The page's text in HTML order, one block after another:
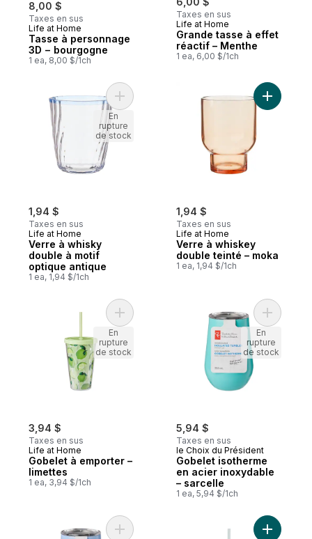
8,00 $
Taxes en sus
Nouveau
Life at Home
Tasse à personnage
3D − bourgogne
1 ea, 8,00 $/1ch
Taxes en sus
Life at Home
Grande tasse à effet
réactif – Menthe
1 ea, 6,00 $/1ch
1,94 $
Taxes en sus
Life at Home
Verre à whisky
double à motif
optique antique
1 ea, 1,94 $/1ch
Ajouter Verre à whisky double à motif
En
rupture
de stock
1,94 $
Taxes en sus
Life at Home
Verre à whiskey
double teinté – moka
1 ea, 1,94 $/1ch
Ajouter
3,94 $
Taxes en sus
Life at Home
Gobelet à emporter –
limettes
1 ea, 3,94 $/1ch
Ajouter Gobelet à emporter – limettes au
En
rupture
de stock
5,94 $
Taxes en sus
le Choix du Président
Gobelet isotherme
en acier inoxydable
– sarcelle
1 ea, 5,94 $/1ch
Ajouter
En
rupture
de stock
Ajouter Gobelet isotherme en acierAjouter